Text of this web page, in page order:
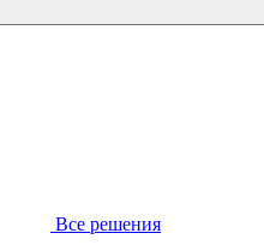
Все решения